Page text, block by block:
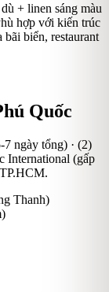
+ linen sáng màu
hợp với kiến trúc
biển, restaurant
Quốc
ngày tổng) · (2)
International (gấp
.
Thanh)